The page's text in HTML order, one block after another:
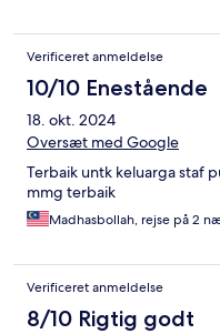
Verificeret anmeldelse
10/10 Enestående
18. okt. 2024
Oversæt med Google
Terbaik untk keluarga staf
mmg terbaik
Madhasbollah, rejse på 2
Verificeret anmeldelse
8/10 Rigtig godt